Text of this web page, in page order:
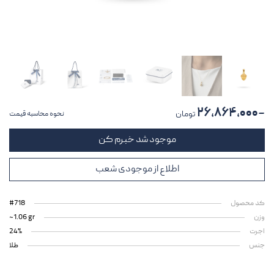
~۲۶,۸۶۴,۰۰۰ تومان نحوه محاسبه قیمت
موجود شد خبرم کن
اطلاع از موجودی شعب
کد محصول
#718
وزن
~1.06 gr
اجرت
24%
جنس
طلا